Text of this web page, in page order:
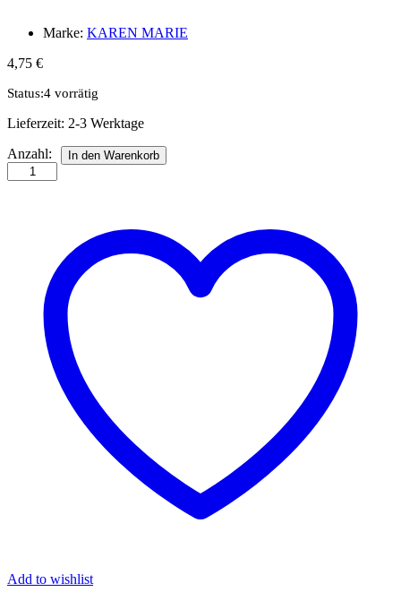
Marke: KAREN MARIE
4,75 €
Status:4 vorrätig
Lieferzeit: 2-3 Werktage
Quillingstreifen,
mm,
Anzahl: In den Warenkorb
Add to wishlist